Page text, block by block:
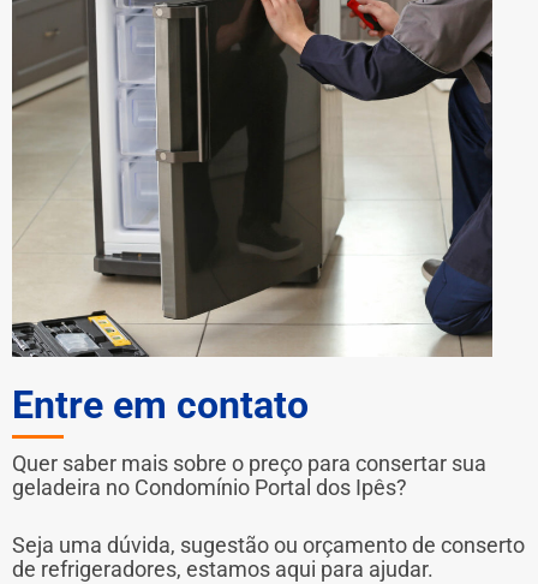
Entre em contato
Quer saber mais sobre o preço para consertar sua
geladeira no Condomínio Portal dos Ipês?
Seja uma dúvida, sugestão ou orçamento de conserto
de refrigeradores, estamos aqui para ajudar.